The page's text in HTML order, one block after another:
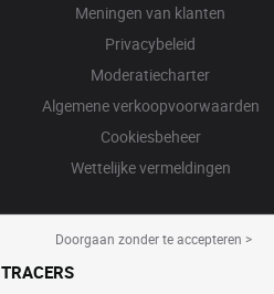
Meningen van klanten
Privacybeleid
Moderatiecharter
Algemene verkoopvoorwaarden
Cookiesbeheer
Wettelijke vermeldingen
Doorgaan zonder te accepteren >